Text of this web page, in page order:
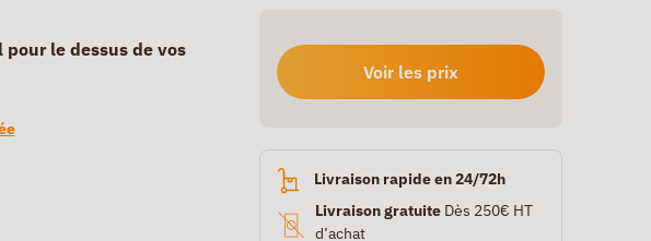
le dessus de vos
Voir les prix
Livraison rapide en 24/72h
Livraison gratuiteDès 250€ HT
d’achat